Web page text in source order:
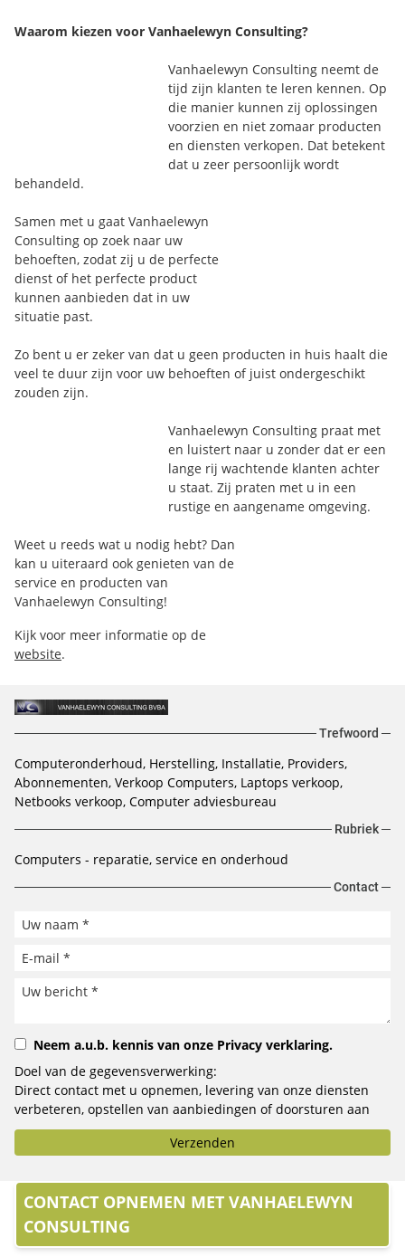
Waarom kiezen voor Vanhaelewyn Consulting?
Vanhaelewyn Consulting neemt de
tijd zijn klanten te leren kennen. Op
die manier kunnen zij oplossingen
voorzien en niet zomaar producten
en diensten verkopen. Dat betekent
dat u zeer persoonlijk wordt
behandeld.
Samen met u gaat Vanhaelewyn
Consulting op zoek naar uw
behoeften, zodat zij u de perfecte
dienst of het perfecte product
kunnen aanbieden dat in uw
situatie past.
Zo bent u er zeker van dat u geen producten in huis haalt die
veel te duur zijn voor uw behoeften of juist ondergeschikt
zouden zijn.
Vanhaelewyn Consulting praat met
en luistert naar u zonder dat er een
lange rij wachtende klanten achter
u staat. Zij praten met u in een
rustige en aangename omgeving.
Weet u reeds wat u nodig hebt? Dan
kan u uiteraard ook genieten van de
service en producten van
Vanhaelewyn Consulting!
Kijk voor meer informatie op de
website.
Trefwoord
Computeronderhoud, Herstelling, Installatie, Providers,
Abonnementen, Verkoop Computers, Laptops verkoop,
Netbooks verkoop, Computer adviesbureau
Rubriek
Computers - reparatie, service en onderhoud
Contact
Neem a.u.b. kennis van onze Privacy verklaring.
Doel van de gegevensverwerking:
Direct contact met u opnemen, levering van onze diensten
verbeteren, opstellen van aanbiedingen of doorsturen aan
het door u geselecteerde bedrijf.
Verzenden
CONTACT OPNEMEN MET VANHAELEWYN
CONSULTING